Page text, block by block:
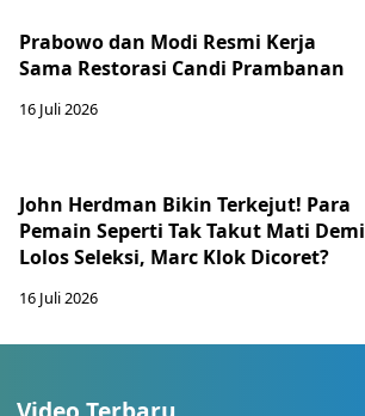
Prabowo dan Modi Resmi Kerja
Sama Restorasi Candi Prambanan
16 Juli 2026
John Herdman Bikin Terkejut! Para
Pemain Seperti Tak Takut Mati Demi
Lolos Seleksi, Marc Klok Dicoret?
16 Juli 2026